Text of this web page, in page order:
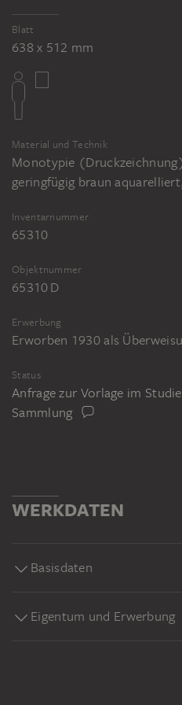
Blatt
638 x 512 mm
Material und Technik
Monotypie
geringfügig braun
Inventarnummer
65310
Objektnummer
65310 D
Erwerbung
Erworben 1930 als
Status
Anfrage zur Vorlage im
Sammlung
WERKDATEN
Basisdaten
Eigentum und Erwerbung